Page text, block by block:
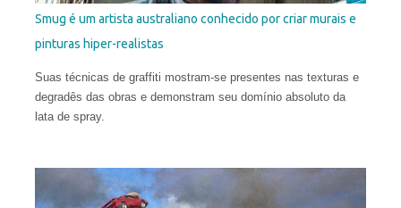
of Art em Florença. Seus trabalhos já receberam diversos
e privadas em todo o mundo.
Smug é um artista australiano conhecido por criar murais e
pinturas hiper-realistas
Suas técnicas de graffiti mostram-se presentes nas texturas e
degradês das obras e demonstram seu domínio absoluto da
lata de spray.